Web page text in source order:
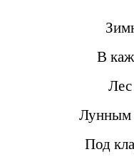
В
Лес
Лунным
Под